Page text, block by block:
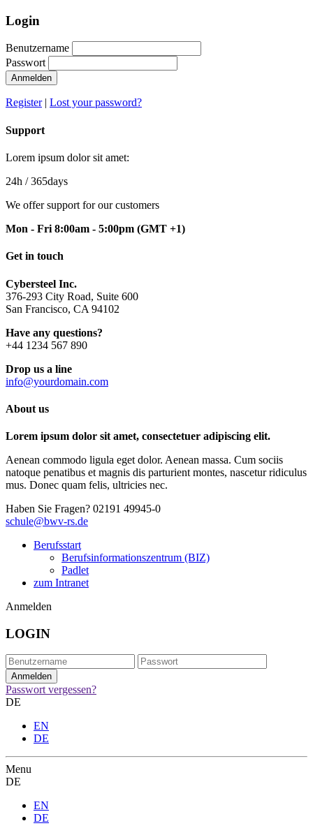
Login
Benutzername
Passwort
Anmelden
Register| Lost your password?
Support
Lorem ipsum dolor sit amet:
24h / 365days
We offer support for our customers
Mon - Fri 8:00am - 5:00pm (GMT +1)
Get in touch
Cybersteel Inc.
376-293 City Road, Suite 600
San Francisco, CA 94102
Have any questions?
+44 1234 567 890
Drop us a line
info@yourdomain.com
About us
Lorem ipsum dolor sit amet, consectetuer adipiscing elit.
Aenean commodo ligula eget dolor. Aenean massa. Cum sociis
natoque penatibus et magnis dis parturient montes, nascetur ridiculus
mus. Donec quam felis, ultricies nec.
Haben Sie Fragen? 02191 49945-0
schule@bwv-rs.de
Berufsstart
Berufsinformationszentrum (BIZ)
Padlet
zum Intranet
Anmelden
LOGIN
Passwort vergessen?
DE
EN
DE
Menu
DE
EN
DE